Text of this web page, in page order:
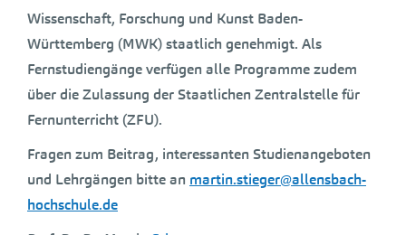
Wissenschaft, Forschung und Kunst Baden-
Württemberg (MWK) staatlich genehmigt. Als
Fernstudiengänge verfügen alle Programme zudem
über die Zulassung der Staatlichen Zentralstelle für
Fernunterricht (ZFU).
Fragen zum Beitrag, interessanten Studienangeboten
und Lehrgängen bitte an martin.stieger@allensbach-
hochschule.de